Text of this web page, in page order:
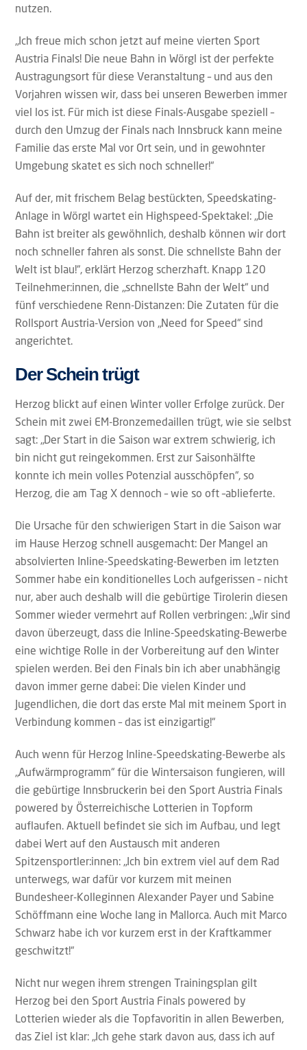
nutzen.
„Ich freue mich schon jetzt auf meine vierten Sport
Austria Finals! Die neue Bahn in Wörgl ist der perfekte
Austragungsort für diese Veranstaltung – und aus den
Vorjahren wissen wir, dass bei unseren Bewerben immer
viel los ist. Für mich ist diese Finals-Ausgabe speziell –
durch den Umzug der Finals nach Innsbruck kann meine
Familie das erste Mal vor Ort sein, und in gewohnter
Umgebung skatet es sich noch schneller!“
Auf der, mit frischem Belag bestückten, Speedskating-
Anlage in Wörgl wartet ein Highspeed-Spektakel: „Die
Bahn ist breiter als gewöhnlich, deshalb können wir dort
noch schneller fahren als sonst. Die schnellste Bahn der
Welt ist blau!“, erklärt Herzog scherzhaft. Knapp 120
Teilnehmer:innen, die „schnellste Bahn der Welt“ und
fünf verschiedene Renn-Distanzen: Die Zutaten für die
Rollsport Austria-Version von „Need for Speed“ sind
angerichtet.
Der Schein trügt
Herzog blickt auf einen Winter voller Erfolge zurück. Der
Schein mit zwei EM-Bronzemedaillen trügt, wie sie selbst
sagt: „Der Start in die Saison war extrem schwierig, ich
bin nicht gut reingekommen. Erst zur Saisonhälfte
konnte ich mein volles Potenzial ausschöpfen“, so
Herzog, die am Tag X dennoch – wie so oft –ablieferte.
Die Ursache für den schwierigen Start in die Saison war
im Hause Herzog schnell ausgemacht: Der Mangel an
absolvierten Inline-Speedskating-Bewerben im letzten
Sommer habe ein konditionelles Loch aufgerissen – nicht
nur, aber auch deshalb will die gebürtige Tirolerin diesen
Sommer wieder vermehrt auf Rollen verbringen: „Wir sind
davon überzeugt, dass die Inline-Speedskating-Bewerbe
eine wichtige Rolle in der Vorbereitung auf den Winter
spielen werden. Bei den Finals bin ich aber unabhängig
davon immer gerne dabei: Die vielen Kinder und
Jugendlichen, die dort das erste Mal mit meinem Sport in
Verbindung kommen – das ist einzigartig!“
Auch wenn für Herzog Inline-Speedskating-Bewerbe als
„Aufwärmprogramm“ für die Wintersaison fungieren, will
die gebürtige Innsbruckerin bei den Sport Austria Finals
powered by Österreichische Lotterien in Topform
auflaufen. Aktuell befindet sie sich im Aufbau, und legt
dabei Wert auf den Austausch mit anderen
Spitzensportler:innen: „Ich bin extrem viel auf dem Rad
unterwegs, war dafür vor kurzem mit meinen
Bundesheer-Kolleginnen Alexander Payer und Sabine
Schöffmann eine Woche lang in Mallorca. Auch mit Marco
Schwarz habe ich vor kurzem erst in der Kraftkammer
geschwitzt!“
Nicht nur wegen ihrem strengen Trainingsplan gilt
Herzog bei den Sport Austria Finals powered by
Lotterien wieder als die Topfavoritin in allen Bewerben,
das Ziel ist klar: „Ich gehe stark davon aus, dass ich auf